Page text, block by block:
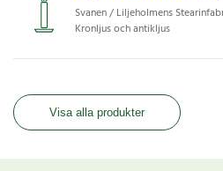
Svanen / Liljeholmens
Kronljus och antikljus
Visa alla produkter